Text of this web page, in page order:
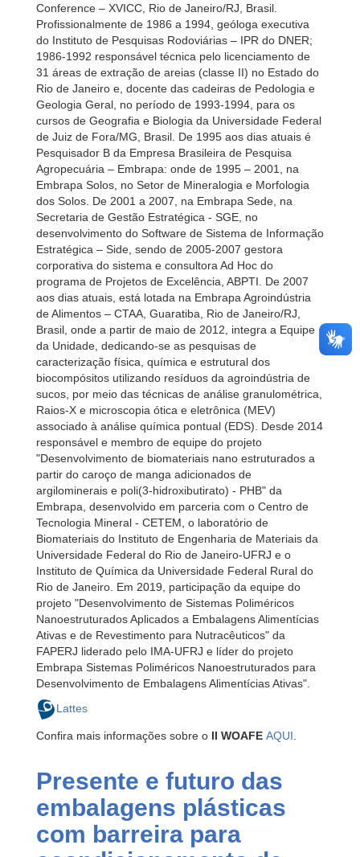
Conference – XVICC, Rio de Janeiro/RJ, Brasil.
Profissionalmente de 1986 a 1994, geóloga executiva
do Instituto de Pesquisas Rodoviárias – IPR do DNER;
1986-1992 responsável técnica pelo licenciamento de
31 áreas de extração de areias (classe II) no Estado do
Rio de Janeiro e, docente das cadeiras de Pedologia e
Geologia Geral, no período de 1993-1994, para os
cursos de Geografia e Biologia da Universidade Federal
de Juiz de Fora/MG, Brasil. De 1995 aos dias atuais é
Pesquisador B da Empresa Brasileira de Pesquisa
Agropecuária – Embrapa: onde de 1995 – 2001, na
Embrapa Solos, no Setor de Mineralogia e Morfologia
dos Solos. De 2001 a 2007, na Embrapa Sede, na
Secretaria de Gestão Estratégica - SGE, no
desenvolvimento do Software de Sistema de Informação
Estratégica – Side, sendo de 2005-2007 gestora
corporativa do sistema e consultora Ad Hoc do
programa de Projetos de Excelência, ABPTI. De 2007
aos dias atuais, está lotada na Embrapa Agroindústria
de Alimentos – CTAA, Guaratiba, Rio de Janeiro/RJ,
Brasil, onde a partir de maio de 2012, integra a Equipe
da Unidade, dedicando-se as pesquisas de
caracterização física, química e estrutural dos
biocompósitos utilizando resíduos da agroindústria de
sucos, por meio das técnicas de análise granulométrica,
Raios-X e microscopia ótica e eletrônica (MEV)
associado à análise química pontual (EDS). Desde 2014
responsável e membro de equipe do projeto
"Desenvolvimento de biomateriais nano estruturados a
partir do caroço de manga adicionados de
argilominerais e poli(3-hidroxibutirato) - PHB" da
Embrapa, desenvolvido em parceria com o Centro de
Tecnologia Mineral - CETEM, o laboratório de
Biomateriais do Instituto de Engenharia de Materiais da
Universidade Federal do Rio de Janeiro-UFRJ e o
Instituto de Química da Universidade Federal Rural do
Rio de Janeiro. Em 2019, participação da equipe do
projeto "Desenvolvimento de Sistemas Poliméricos
Nanoestruturados Aplicados a Embalagens Alimentícias
Ativas e de Revestimento para Nutracêuticos" da
FAPERJ liderado pelo IMA-UFRJ e líder do projeto
Embrapa Sistemas Poliméricos Nanoestruturados para
Desenvolvimento de Embalagens Alimentícias Ativas".
Lattes
Confira mais informações sobre o II WOAFE AQUI
Presente e futuro das
embalagens plásticas
com barreira para